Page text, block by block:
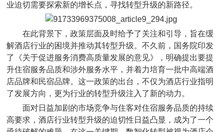
业迫切需要探索新的增长点，寻找转型升级的新路径。
在此背景下，政策层面及时给予了关注和引导，旨在缓
解酒店行业的困境并推动其转型升级。不久前，国务院印发
了《关于促进服务消费高质量发展的意见》，明确提出要提
升住宿服务品质和涉外服务水平，并着力培育一批中高端酒
店品牌和民宿品牌。这一政策的出台，不仅为酒店行业指明
了发展方向，更为行业的转型升级注入了新的动力。
面对日益加剧的市场竞争与住客对住宿服务品质的持续
高要求，酒店行业转型升级的迫切性日益凸显，成为了一个